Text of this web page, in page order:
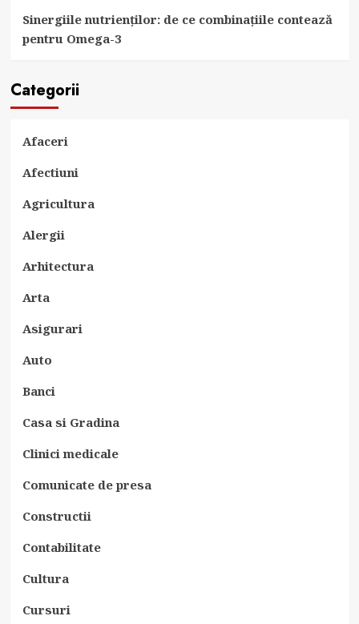
Sinergiile nutrienților: de ce combinațiile contează
pentru Omega-3
Categorii
Afaceri
Afectiuni
Agricultura
Alergii
Arhitectura
Arta
Asigurari
Auto
Banci
Casa si Gradina
Clinici medicale
Comunicate de presa
Constructii
Contabilitate
Cultura
Cursuri